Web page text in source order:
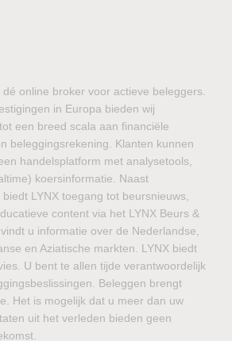
online broker voor actieve beleggers.
in Europa bieden wij
een breed scala aan financiële
beleggingsrekening. Klanten kunnen
handelsplatform met analysetools,
koersinformatie. Naast
LYNX toegang tot beursnieuws,
content via het LYNX Beurs &
u informatie over de Nederlandse,
en Aziatische markten. LYNX biedt
U bent te allen tijde verantwoordelijk
Beleggen brengt
Het is mogelijk dat u meer dan uw
uit het verleden bieden geen